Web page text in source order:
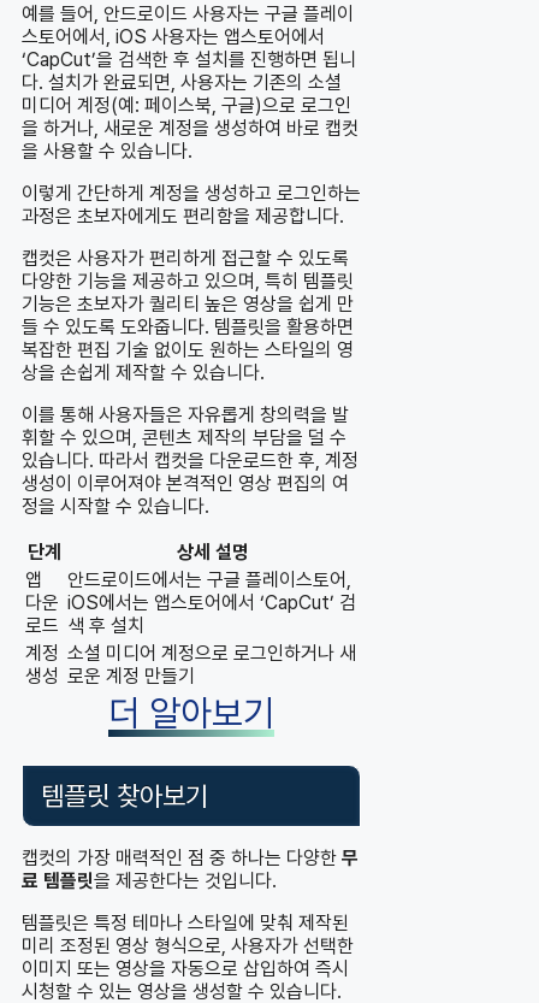
예를 들어, 안드로이드 사용자는 구글 플레이
스토어에서, iOS 사용자는 앱스토어에서
‘CapCut’을 검색한 후 설치를 진행하면 됩니
다. 설치가 완료되면, 사용자는 기존의 소셜
미디어 계정(예: 페이스북, 구글)으로 로그인
을 하거나, 새로운 계정을 생성하여 바로 캡컷
을 사용할 수 있습니다.
이렇게 간단하게 계정을 생성하고 로그인하는
과정은 초보자에게도 편리함을 제공합니다.
캡컷은 사용자가 편리하게 접근할 수 있도록
다양한 기능을 제공하고 있으며, 특히 템플릿
기능은 초보자가 퀄리티 높은 영상을 쉽게 만
들 수 있도록 도와줍니다. 템플릿을 활용하면
복잡한 편집 기술 없이도 원하는 스타일의 영
상을 손쉽게 제작할 수 있습니다.
이를 통해 사용자들은 자유롭게 창의력을 발
휘할 수 있으며, 콘텐츠 제작의 부담을 덜 수
있습니다. 따라서 캡컷을 다운로드한 후, 계정
생성이 이루어져야 본격적인 영상 편집의 여
정을 시작할 수 있습니다.
단계
상세 설명
앱
다운
로드
안드로이드에서는 구글 플레이스토어,
iOS에서는 앱스토어에서 ‘CapCut’ 검
색 후 설치
계정
생성
소셜 미디어 계정으로 로그인하거나 새
로운 계정 만들기
더 알아보기
템플릿 찾아보기
캡컷의 가장 매력적인 점 중 하나는 다양한 무
료 템플릿을 제공한다는 것입니다.
템플릿은 특정 테마나 스타일에 맞춰 제작된
미리 조정된 영상 형식으로, 사용자가 선택한
이미지 또는 영상을 자동으로 삽입하여 즉시
시청할 수 있는 영상을 생성할 수 있습니다.